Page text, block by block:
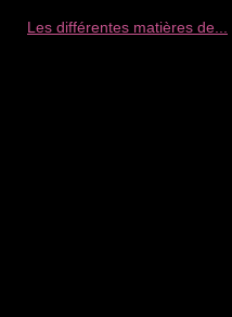
Les différentes matières de...